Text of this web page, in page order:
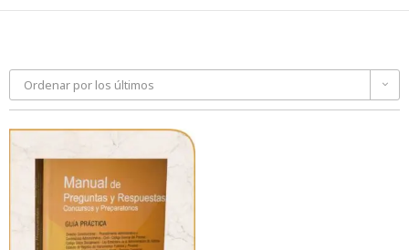
Ordenar por los últimos